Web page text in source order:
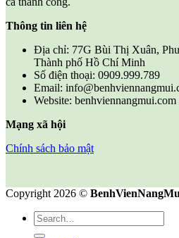
Thông tin liên hệ
Địa chỉ: 77G Bùi Thị Xuân,
Thành phố Hồ Chí Minh
Số điện thoại: 0909.999.789
Email:
Website: benhviennangmui.com
Mạng xã hội
Chính sách bảo mật
Copyright 2026 ©